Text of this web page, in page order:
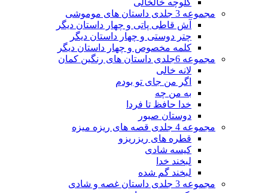
کلوچه خالخالی
مجموعه 3 جلدی داستان های موموشی
آش قاطی پاتی و چهار داستان دیگر
چتر دوستی و چهار داستان دیگر
کلمه مخصوص و چهار داستان دیگر
مجموعه 6جلدی داستان های رنگین کمان
لانه خالی
اگر من جای تو بودم
به من چه
خدا حافظ تا فردا
دوستان صبور
مجموعه 4 جلدی قصه های ریزه میزه
قطره های ریزریزو
کیسه شادی
لبخند خدا
لبخند گم شده
مجموعه 3 جلدی داستان غصه و شادی